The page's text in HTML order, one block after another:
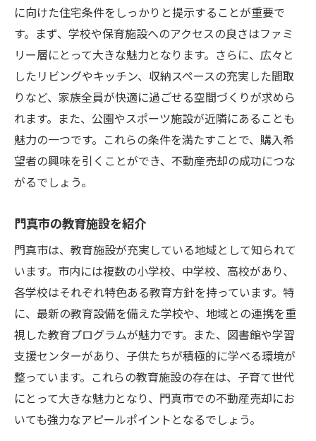
に向けた住宅条件をしっかりと提示することが重要で
す。まず、学校や保育施設へのアクセスの良さはファミ
リー層にとって大きな魅力となります。さらに、広々と
したリビングやキッチン、収納スペースの充実した間取
りなど、家族全員が快適に過ごせる空間づくりが求めら
れます。また、公園やスポーツ施設が近隣にあることも
魅力の一つです。これらの条件を満たすことで、購入希
望者の興味を引くことができ、不動産売却の成功につな
がるでしょう。
門真市の教育施設を紹介
門真市は、教育施設が充実している地域として知られて
います。市内には複数の小学校、中学校、高校があり、
各学校はそれぞれ特色ある教育方針を持っています。特
に、最新の教育設備を備えた学校や、地域との連携を重
視した教育プログラムが魅力です。また、図書館や学習
支援センターがあり、子供たちが積極的に学べる環境が
整っています。これらの教育施設の存在は、子育て世代
にとって大きな魅力となり、門真市での不動産売却にお
いても強力なアピールポイントとなるでしょう。